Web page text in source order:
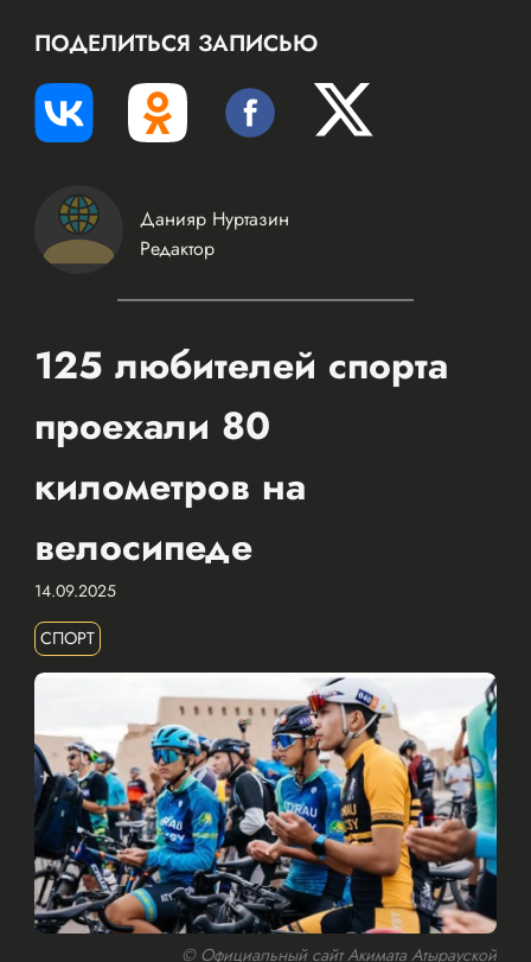
ПОДЕЛИТЬСЯ ЗАПИСЬЮ
Данияр Нуртазин
Редактор
125 любителей спорта
проехали 80
километров на
велосипеде
14.09.2025
СПОРТ
© Официальный сайт Акимата Атырауской